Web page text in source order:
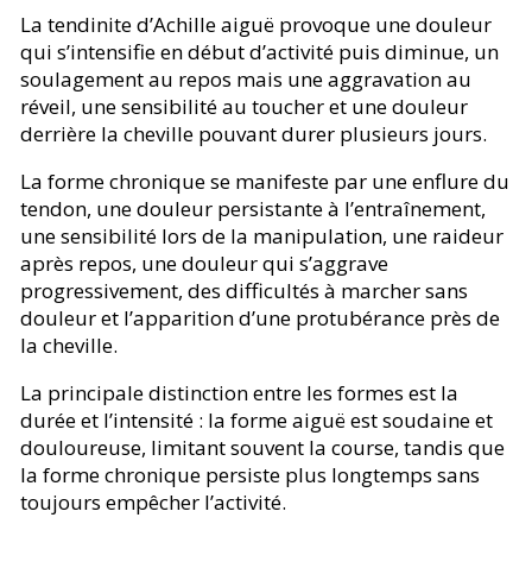
La tendinite d’Achille aiguë provoque une douleur
qui s’intensifie en début d’activité puis diminue, un
soulagement au repos mais une aggravation au
réveil, une sensibilité au toucher et une douleur
derrière la cheville pouvant durer plusieurs jours.
La forme chronique se manifeste par une enflure du
tendon, une douleur persistante à l’entraînement,
une sensibilité lors de la manipulation, une raideur
après repos, une douleur qui s’aggrave
progressivement, des difficultés à marcher sans
douleur et l’apparition d’une protubérance près de
la cheville.
La principale distinction entre les formes est la
durée et l’intensité : la forme aiguë est soudaine et
douloureuse, limitant souvent la course, tandis que
la forme chronique persiste plus longtemps sans
toujours empêcher l’activité.